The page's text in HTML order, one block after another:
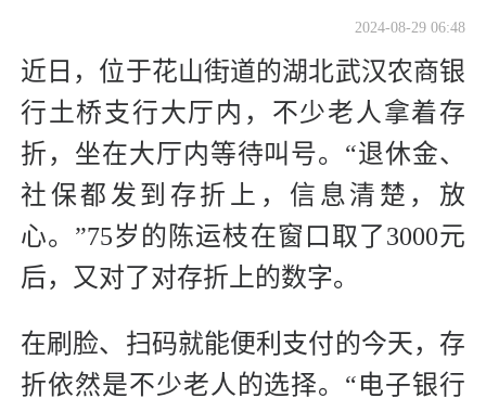
2024-08-29 06:48
近日，位于花山街道的湖北武汉农商银
行土桥支行大厅内，不少老人拿着存
折，坐在大厅内等待叫号。“退休金、
社保都发到存折上，信息清楚，放
心。”75岁的陈运枝在窗口取了3000元
后，又对了对存折上的数字。
在刷脸、扫码就能便利支付的今天，存
折依然是不少老人的选择。“电子银行